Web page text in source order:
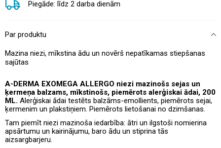
Piegāde: līdz 2 darba dienām
Par produktu
Mazina niezi, mīkstina ādu un novērš nepatīkamas stiepšanas
sajūtas
A-DERMA EXOMEGA ALLERGO niezi mazinošs sejas un
ķermeņa balzams, mīkstinošs, piemērots alerģiskai ādai, 200
ML. Alerģiskai ādai testēts balzāms-emollients, piemērots sejai,
ķermenim un plakstiņiem. Piemērots lietošanai no dzimšanas.
Tam piemīt niezi mazinoša iedarbība: ātri un ilgstoši nomierina
apsārtumu un kairinājumu, baro ādu un stiprina tās
aizsargbarjeru.